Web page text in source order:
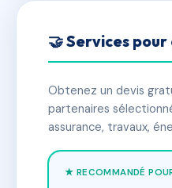
🤝 Services
Obtenez un devis
partenaires
assurance, travaux,
★ RECOMMANDÉ